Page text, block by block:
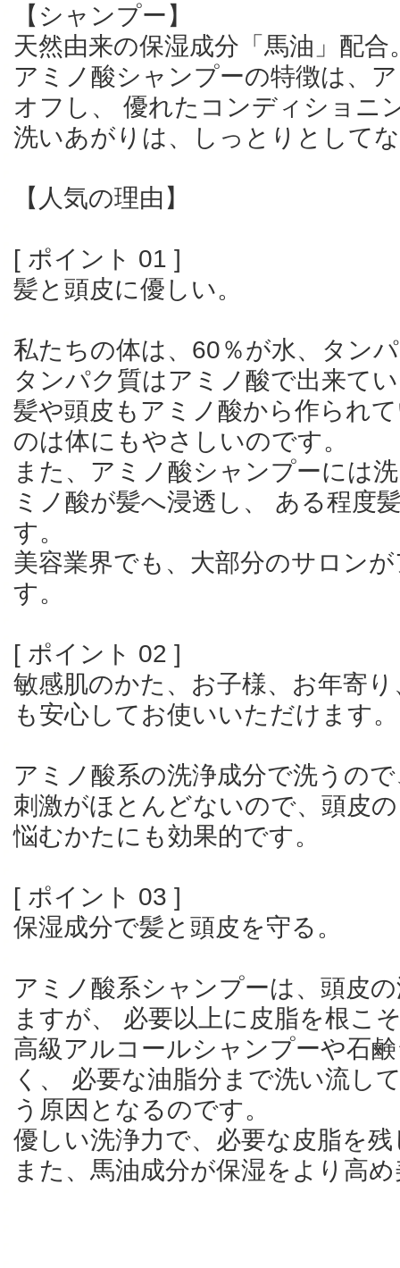
【シャンプー】
天然由来の保湿成分「馬油」配
アミノ酸シャンプーの特徴は、
オフし、 優れたコンディショニ
洗いあがりは、しっとりとして
【人気の理由】
[ ポイント 01 ]
髪と頭皮に優しい。
私たちの体は、60％が水、タン
タンパク質はアミノ酸で出来て
髪や頭皮もアミノ酸から作られ
のは体にもやさしいのです。
また、アミノ酸シャンプーには
ミノ酸が髪へ浸透し、 ある程度
す。
美容業界でも、大部分のサロン
す。
[ ポイント 02 ]
敏感肌のかた、お子様、お年寄
も安心してお使いいただけます。
アミノ酸系の洗浄成分で洗うの
刺激がほとんどないので、頭皮
悩むかたにも効果的です。
[ ポイント 03 ]
保湿成分で髪と頭皮を守る。
アミノ酸系シャンプーは、頭皮
ますが、 必要以上に皮脂を根こ
高級アルコールシャンプーや石
く、 必要な油脂分まで洗い流し
う原因となるのです。
優しい洗浄力で、必要な皮脂を
また、馬油成分が保湿をより高